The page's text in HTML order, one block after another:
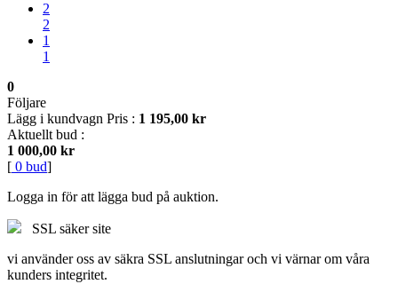
1
1
0
0
0
Följare
Lägg i kundvagn Pris : 1 195,00 kr
Aktuellt bud :
1 000,00 kr
[ 0 bud]
Logga in för att lägga bud på auktion.
SSL säker site
vi använder oss av säkra SSL anslutningar och vi värnar om våra
kunders integritet.